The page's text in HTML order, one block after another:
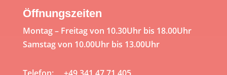
Öffnungszeiten
Montag – Freitag von 10.30Uhr bis 18.00Uhr
Samstag von 10.00Uhr bis 13.00Uhr